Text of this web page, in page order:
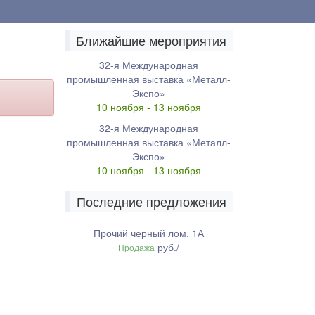
Ближайшие мероприятия
32-я Международная
промышленная выставка «Металл-
Экспо»
10 ноября - 13 ноября
32-я Международная
промышленная выставка «Металл-
Экспо»
10 ноября - 13 ноября
Последние предложения
Прочий черный лом, 1А
Продажа руб./